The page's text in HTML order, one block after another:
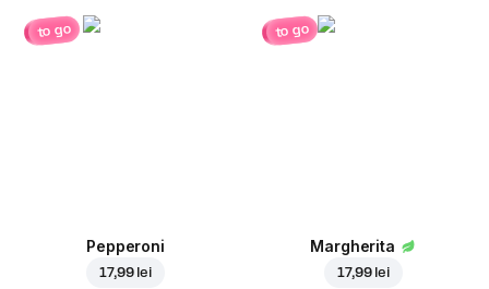
to go
Pepperoni
17,99 lei
to go
Margherita
17,99 lei